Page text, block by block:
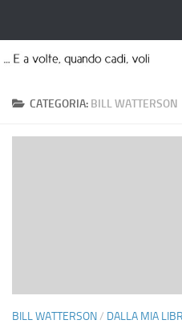
CATEGORIA: BILL WATTERSON
BILL WATTERSON/ DALLA MIA